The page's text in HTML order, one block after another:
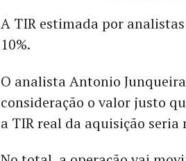
A TIR estimada por
10%.
O analista Antonio
consideração o valor justo
a TIR real da aquisição